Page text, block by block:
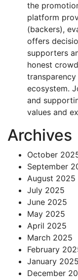
the
platform
(backers),
offers
supporters
honest
ecosystem.
and
values and
Archives
October
September
August 2025
July 2025
June 2025
May 2025
April 2025
March 2025
February
January 2025
December